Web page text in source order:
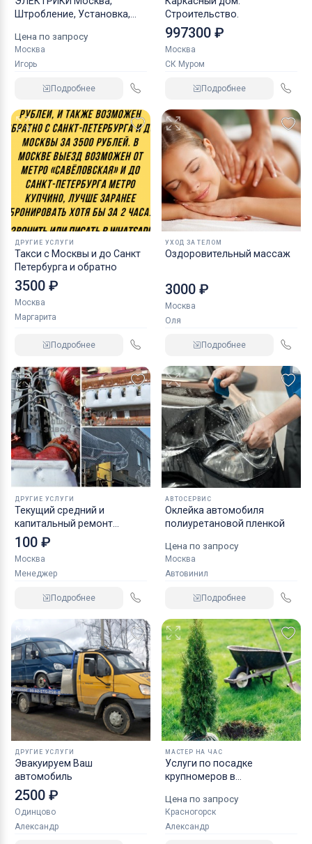
Штробление, Установка,
Цена по запросу
Москва
Игорь
Подробнее
Строительство.
997300 ₽
Москва
СК Муром
Подробнее
ДРУГИЕ УСЛУГИ
Такси с Москвы и до Санкт
Петербурга и обратно
3500 ₽
Москва
Маргарита
Подробнее
УХОД ЗА ТЕЛОМ
Оздоровительный массаж
3000 ₽
Москва
Оля
Подробнее
ДРУГИЕ УСЛУГИ
Текущий средний и
капитальный ремонт
дизельных двигателей
В462С1
100 ₽
Москва
Менеджер
Подробнее
АВТОСЕРВИС
Оклейка автомобиля
полиуретановой пленкой
Цена по запросу
Москва
Автовинил
Подробнее
ДРУГИЕ УСЛУГИ
Эвакуируем Ваш
автомобиль
2500 ₽
Одинцово
Александр
МАСТЕР НА ЧАС
Услуги по посадке
крупномеров в
Цена по запросу
Красногорск
Александр